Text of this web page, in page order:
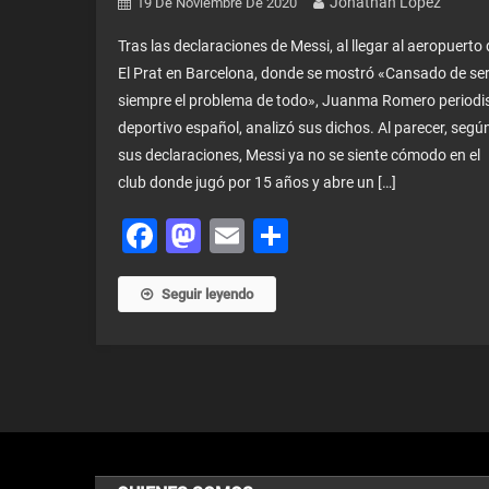
Tras las declaraciones de Messi, al llegar al aeropuerto
El Prat en Barcelona, donde se mostró «Cansado de ser
siempre el problema de todo», Juanma Romero
deportivo español, analizó sus dichos. Al parecer,
sus declaraciones, Messi ya no se siente cómodo en el
club donde jugó por 15 años y abre un […]
Facebook
Mastodon
EmailShare
Seguir leyendo